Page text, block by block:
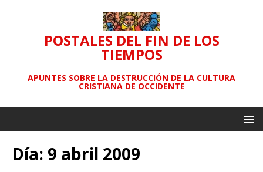
POSTALES DEL FIN DE LOS
TIEMPOS
APUNTES SOBRE LA DESTRUCCIÓN DE LA CULTURA
CRISTIANA DE OCCIDENTE
Día: 9 abril 2009